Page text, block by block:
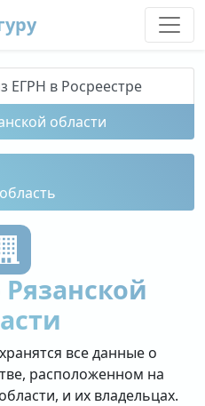
ЕГРН в Росреестре
области
Рязанской
все данные о
расположенном на
и их владельцах.